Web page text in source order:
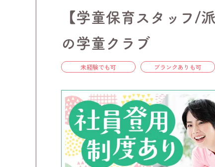
【学童保育スタッフ/
の学童クラブ
未経験でも可 ブランクありも可